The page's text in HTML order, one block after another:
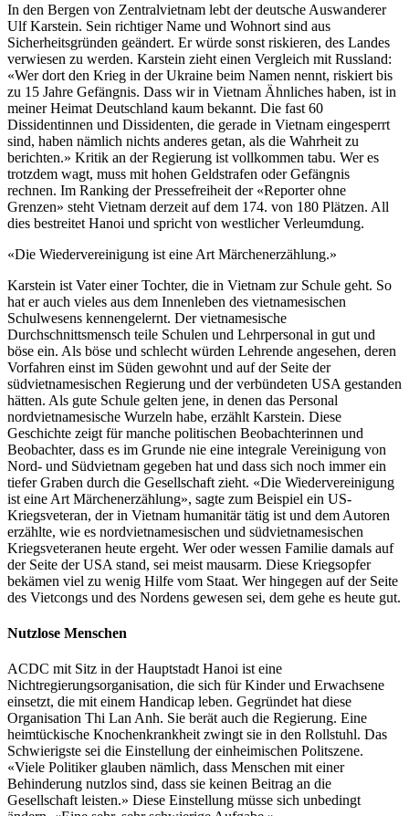
In den Bergen von Zentralvietnam lebt der deutsche Auswanderer
Ulf Karstein. Sein richtiger Name und Wohnort sind aus
Sicherheitsgründen geändert. Er würde sonst riskieren, des Landes
verwiesen zu werden. Karstein zieht einen Vergleich mit Russland:
«Wer dort den Krieg in der Ukraine beim Namen nennt, riskiert bis
zu 15 Jahre Gefängnis. Dass wir in Vietnam Ähnliches haben, ist in
meiner Heimat Deutschland kaum bekannt. Die fast 60
Dissidentinnen und Dissidenten, die gerade in Vietnam eingesperrt
sind, haben nämlich nichts anderes getan, als die Wahrheit zu
berichten.» Kritik an der Regierung ist vollkommen tabu. Wer es
trotzdem wagt, muss mit hohen Geldstrafen oder Gefängnis
rechnen. Im Ranking der Pressefreiheit der «Reporter ohne
Grenzen» steht Vietnam derzeit auf dem 174. von 180 Plätzen. All
dies bestreitet Hanoi und spricht von westlicher Verleumdung.
«Die Wiedervereinigung ist eine Art Märchenerzählung.»
Karstein ist Vater einer Tochter, die in Vietnam zur Schule geht. So
hat er auch vieles aus dem Innenleben des vietnamesischen
Schulwesens kennengelernt. Der vietnamesische
Durchschnittsmensch teile Schulen und Lehrpersonal in gut und
böse ein. Als böse und schlecht würden Lehrende angesehen, deren
Vorfahren einst im Süden gewohnt und auf der Seite der
südvietnamesischen Regierung und der verbündeten USA gestanden
hätten. Als gute Schule gelten jene, in denen das Personal
nordvietnamesische Wurzeln habe, erzählt Karstein. Diese
Geschichte zeigt für manche politischen Beobachterinnen und
Beobachter, dass es im Grunde nie eine integrale Vereinigung von
Nord- und Südvietnam gegeben hat und dass sich noch immer ein
tiefer Graben durch die Gesellschaft zieht. «Die Wiedervereinigung
ist eine Art Märchenerzählung», sagte zum Beispiel ein US-
Kriegsveteran, der in Vietnam humanitär tätig ist und dem Autoren
erzählte, wie es nordvietnamesischen und südvietnamesischen
Kriegsveteranen heute ergeht. Wer oder wessen Familie damals auf
der Seite der USA stand, sei meist mausarm. Diese Kriegsopfer
bekämen viel zu wenig Hilfe vom Staat. Wer hingegen auf der Seite
des Vietcongs und des Nordens gewesen sei, dem gehe es heute gut.
Nutzlose Menschen
ACDC mit Sitz in der Hauptstadt Hanoi ist eine
Nichtregierungsorganisation, die sich für Kinder und Erwachsene
einsetzt, die mit einem Handicap leben. Gegründet hat diese
Organisation Thi Lan Anh. Sie berät auch die Regierung. Eine
heimtückische Knochenkrankheit zwingt sie in den Rollstuhl. Das
Schwierigste sei die Einstellung der einheimischen Politszene.
«Viele Politiker glauben nämlich, dass Menschen mit einer
Behinderung nutzlos sind, dass sie keinen Beitrag an die
Gesellschaft leisten.» Diese Einstellung müsse sich unbedingt